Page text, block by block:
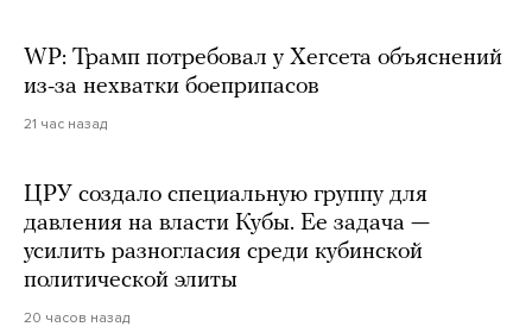
WP: Трамп потребовал у Хегсета объяснений
из-за нехватки боеприпасов
21 час назад
ЦРУ создало специальную группу для
давления на власти Кубы. Ее задача —
усилить разногласия среди кубинской
политической элиты
20 часов назад